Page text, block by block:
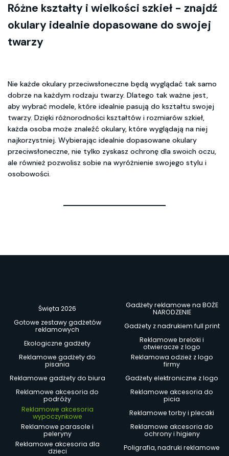
Różne kształty i wielkości szkieł - znajdź
okulary idealnie dopasowane do swojej
twarzy
Nie każde okulary przeciwsłoneczne będą wyglądać tak samo
dobrze na każdym rodzaju twarzy. Dlatego tak ważne jest,
aby wybrać modele, które idealnie pasują do kształtu swojej
twarzy. Dzięki różnorodności kształtów i rozmiarów szkieł,
każda osoba może znaleźć okulary, które wyglądają na niej
najkorzystniej. Wybierając idealnie dopasowane okulary
przeciwsłoneczne, nie tylko zyskasz ochronę dla swoich oczu,
ale również pozwolisz sobie na wyróżnienie swojego stylu i
osobowości.
Święta 2026
Gadżety reklamowe na BOŻE
NARODZENIE
Gotowe zestawy gadżetów
reklamowych
Gadżety z nadrukiem full print
Ekologiczne gadżety
Reklamowe breloki i
otwieracze z logo
Reklamowe gadżety do
pisania
Reklamowa odzież z logo
firmy
Reklamowe gadżety do biura
Gadżety elektroniczne z logo
Reklamowe akcesoria do
podróży
Reklamowe akcesoria do
picia
Reklamowe akcesoria
wypoczynkowe
Reklamowe torby i plecaki
Reklamowe parasole i
peleryny
Reklamowe akcesoria do
ochrony i higieny
Reklamowe akcesoria dla
dzieci
Poligrafia, nadruki reklamowe